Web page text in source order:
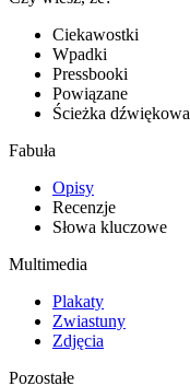
Ciekawostki
Wpadki
Pressbooki
Powiązane
Ścieżka dźwiękowa
Fabuła
Opisy
Recenzje
Słowa kluczowe
Multimedia
Plakaty
Zwiastuny
Zdjęcia
Pozostałe